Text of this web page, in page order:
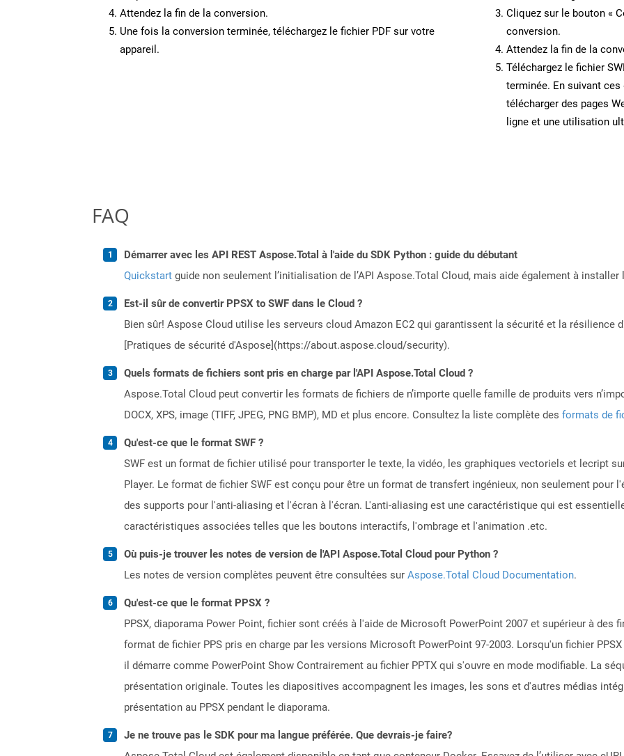
Attendez la fin de la conversion.
Une fois la conversion terminée, téléchargez le fichier PDF sur votre
appareil.
Cliquez sur le bouton «
conversion.
Attendez la fin de la
Téléchargez le fichier
terminée. En suivant
télécharger des pages
ligne et une utilisation
FAQ
Démarrer avec les API REST Aspose.Total à l'aide du SDK Python : guide du débutant
Quickstart guide non seulement l’initialisation de l’API Aspose.Total Cloud, mais aide également à
Est-il sûr de convertir PPSX to SWF dans le Cloud ?
Bien sûr! Aspose Cloud utilise les serveurs cloud Amazon EC2 qui garantissent la sécurité et la résilience
[Pratiques de sécurité d'Aspose](https://about.aspose.cloud/security).
Quels formats de fichiers sont pris en charge par l'API Aspose.Total Cloud ?
Aspose.Total Cloud peut convertir les formats de fichiers de n’importe quelle famille de produits vers
DOCX, XPS, image (TIFF, JPEG, PNG BMP), MD et plus encore. Consultez la liste complète des formats de
Qu'est-ce que le format SWF ?
SWF est un format de fichier utilisé pour transporter le texte, la vidéo, les graphiques vectoriels et lecript
Player. Le format de fichier SWF est conçu pour être un format de transfert ingénieux, non seulement pour
des supports pour l'anti-aliasing et l'écran à l'écran. L'anti-aliasing est une caractéristique qui est
caractéristiques associées telles que les boutons interactifs, l'ombrage et l'animation .etc.
Où puis-je trouver les notes de version de l'API Aspose.Total Cloud pour Python ?
Les notes de version complètes peuvent être consultées sur Aspose.Total Cloud Documentation.
Qu'est-ce que le format PPSX ?
PPSX, diaporama Power Point, fichier sont créés à l'aide de Microsoft PowerPoint 2007 et supérieur à des
format de fichier PPS pris en charge par les versions Microsoft PowerPoint 97-2003. Lorsqu'un fichier
il démarre comme PowerPoint Show Contrairement au fichier PPTX qui s'ouvre en mode modifiable. La
présentation originale. Toutes les diapositives accompagnent les images, les sons et d'autres médias
présentation au PPSX pendant le diaporama.
Je ne trouve pas le SDK pour ma langue préférée. Que devrais-je faire?